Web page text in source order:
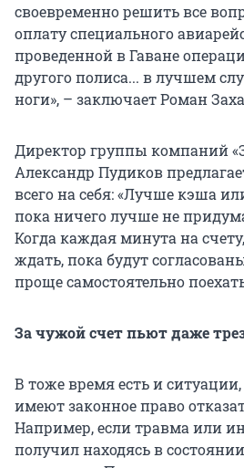
своевременно решить все
оплату специального
проведенной в Гаване
другого полиса... в лучшем
ноги», – заключает Роман
Директор группы компаний
Александр Пудиков
всего на себя: «Лучше кэша
пока ничего лучше не
Когда каждая минута на
ждать, пока будут
проще самостоятельно
За чужой счет пьют даже
В тоже время есть и
имеют законное право
Например, если травма или
получил находясь в